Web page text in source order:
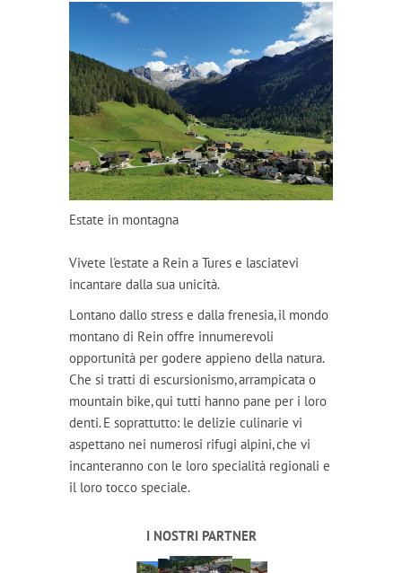
Estate in montagna
Vivete l'estate a Rein a Tures e lasciatevi
incantare dalla sua unicità.
Lontano dallo stress e dalla frenesia, il mondo
montano di Rein offre innumerevoli
opportunità per godere appieno della natura.
Che si tratti di escursionismo, arrampicata o
mountain bike, qui tutti hanno pane per i loro
denti. E soprattutto: le delizie culinarie vi
aspettano nei numerosi rifugi alpini, che vi
incanteranno con le loro specialità regionali e
il loro tocco speciale.
I NOSTRI PARTNER